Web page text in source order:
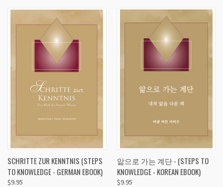
SCHRITTE ZUR KENNTNIS (STEPS
TO KNOWLEDGE - GERMAN EBOOK)
$9.95
앎으로 가는 계단 - (STEPS TO
KNOWLEDGE - KOREAN EBOOK)
$9.95